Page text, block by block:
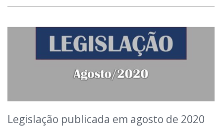
Legislação publicada em agosto de 2020